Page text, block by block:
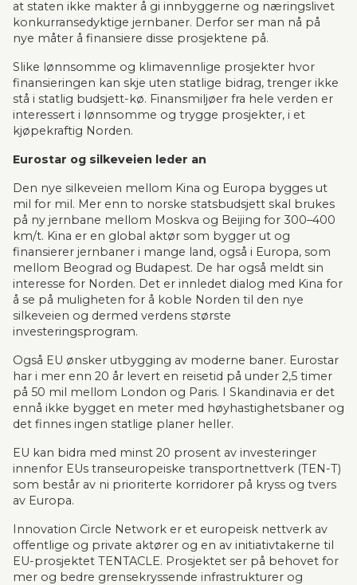
at staten ikke makter å gi innbyggerne og næringslivet
konkurransedyktige jernbaner. Derfor ser man nå på
nye måter å finansiere disse prosjektene på.
Slike lønnsomme og klimavennlige prosjekter hvor
finansieringen kan skje uten statlige bidrag, trenger ikke
stå i statlig budsjett-kø. Finansmiljøer fra hele verden er
interessert i lønnsomme og trygge prosjekter, i et
kjøpekraftig Norden.
Eurostar og silkeveien leder an
Den nye silkeveien mellom Kina og Europa bygges ut
mil for mil. Mer enn to norske statsbudsjett skal brukes
på ny jernbane mellom Moskva og Beijing for 300–400
km/t. Kina er en global aktør som bygger ut og
finansierer jernbaner i mange land, også i Europa, som
mellom Beograd og Budapest. De har også meldt sin
interesse for Norden. Det er innledet dialog med Kina for
å se på muligheten for å koble Norden til den nye
silkeveien og dermed verdens største
investeringsprogram.
Også EU ønsker utbygging av moderne baner. Eurostar
har i mer enn 20 år levert en reisetid på under 2,5 timer
på 50 mil mellom London og Paris. I Skandinavia er det
ennå ikke bygget en meter med høyhastighetsbaner og
det finnes ingen statlige planer heller.
EU kan bidra med minst 20 prosent av investeringer
innenfor EUs transeuropeiske transportnettverk (TEN-T)
som består av ni prioriterte korridorer på kryss og tvers
av Europa.
Innovation Circle Network er et europeisk nettverk av
offentlige og private aktører og en av initiativtakerne til
EU-prosjektet TENTACLE. Prosjektet ser på behovet for
mer og bedre grensekryssende infrastrukturer og